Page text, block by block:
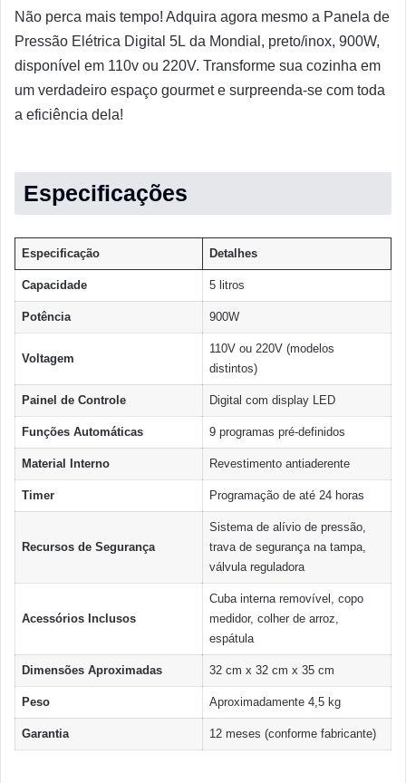
Não perca mais tempo! Adquira agora mesmo a Panela de
Pressão Elétrica Digital 5L da Mondial, preto/inox, 900W,
disponível em 110v ou 220V. Transforme sua cozinha em
um verdadeiro espaço gourmet e surpreenda-se com toda
a eficiência dela!
Especificações
Especificação Detalhes
Capacidade 5 litros
Potência 900W
Voltagem
110V ou 220V (modelos
distintos)
Painel de Controle Digital com display LED
Funções Automáticas 9 programas pré-definidos
Material Interno Revestimento antiaderente
Timer Programação de até 24 horas
Recursos de Segurança
Sistema de alívio de pressão,
trava de segurança na tampa,
válvula reguladora
Acessórios Inclusos
Cuba interna removível, copo
medidor, colher de arroz,
espátula
Dimensões Aproximadas 32 cm x 32 cm x 35 cm
Peso Aproximadamente 4,5 kg
Garantia 12 meses (conforme fabricante)